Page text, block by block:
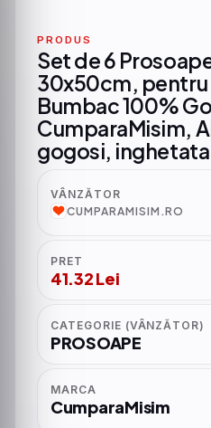
PRODUS
Set de 6
30x50cm, pentru
Bumbac 100%
CumparaMisim,
gogosi, inghetata
VÂNZĂTOR
CUMPARAMISIM.RO
PRET
41.32 Lei
CATEGORIE (VÂNZĂTOR)
PROSOAPE
MARCA
CumparaMisim